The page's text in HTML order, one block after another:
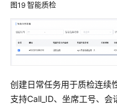
图19 智能质检
创建日常任务用于质检连续
支持Call_ID、坐席工号、